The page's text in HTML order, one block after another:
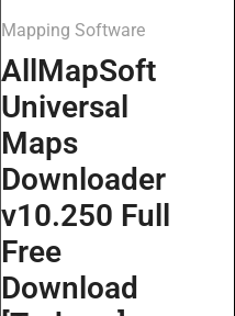
Mapping Software
AllMapSoft
Universal
Maps
Downloader
v10.250 Full
Free
Download